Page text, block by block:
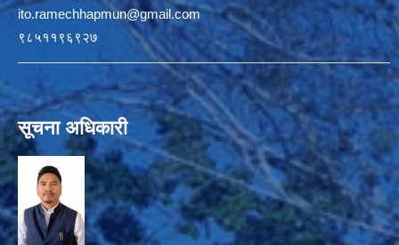
ito.ramechhapmun@gmail.com
९८५११९६९२७
सूचना अधिकारी